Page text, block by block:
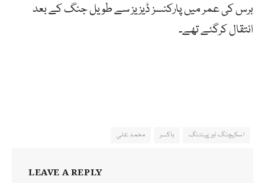
برس کی عمر میں پارکنسز ڈیزیز سے طویل جنگ کے بعد
انتقال کرگئے تھے۔
اسکیچنگ اور پینٹنگ باکسر محمد علی
LEAVE A REPLY